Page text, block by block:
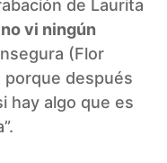
de Laurita
vi ningún
(Flor
después
hay algo que es